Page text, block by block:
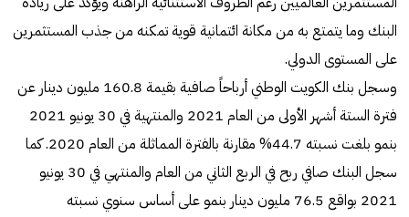
البنك وما يتمتع به من مكانة ائتمانية قوية تمكنه من جذب المستثمرين
على المستوى الدولي.
وسجل بنك الكويت الوطني أرباحاً صافية بقيمة 160.8 مليون دينار عن
فترة الستة أشهر الأولى من العام 2021 والمنتهية في 30 يونيو 2021
بنمو بلغت نسبته 44.7% مقارنة بالفترة المماثلة من العام 2020. كما
سجل البنك صافي ربح في الربع الثاني من العام والمنتهي في 30 يونيو
2021 بواقع 76.5 مليون دينار بنمو على أساس سنوي نسبته